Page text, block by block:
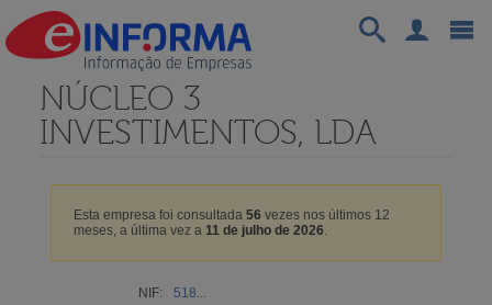
NÚCLEO 3
INVESTIMENTOS, LDA
Esta empresa foi consultada 56 vezes nos últimos 12
meses, a última vez a 11 de julho de 2026.
NIF:
518...